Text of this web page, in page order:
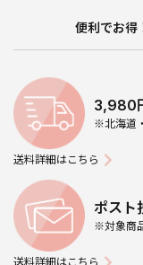
便利でお得
3,980
※北海道
送料詳細はこちら
ポスト
※対象商
送料詳細はこちら